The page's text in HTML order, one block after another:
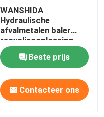
WANSHIDA
Hydraulische
afvalmetalen baler
recyclingoplossing.
Beste prijs
Contacteer ons